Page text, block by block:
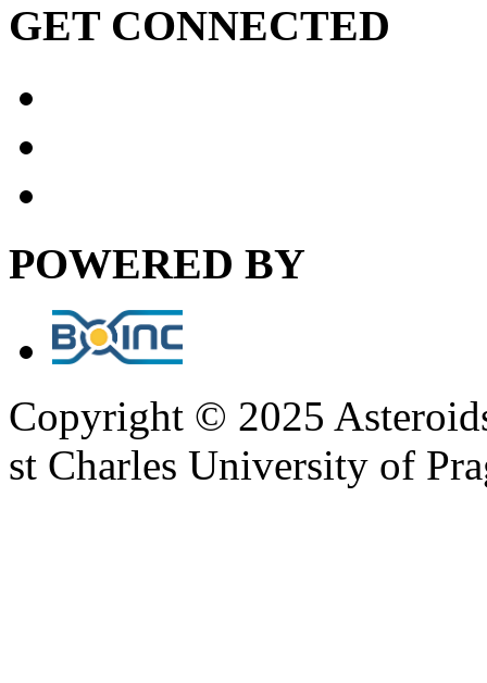
GET CONNECTED
POWERED BY
Copyright © 2025
st Charles University of